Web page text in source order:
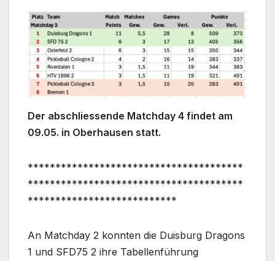
Der abschliessende Matchday 4 findet am
09.05. in Oberhausen statt.
***************************************
***************************************
***************************
An Matchday 2 konnten die Duisburg Dragons
1 und SFD75 2 ihre Tabellenführung